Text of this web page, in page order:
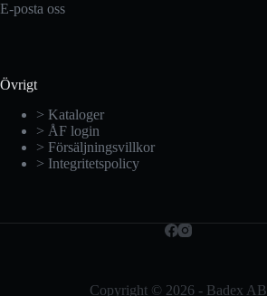
E-posta oss
Övrigt
> Kataloger
> ÅF login
> Försäljningsvillkor
> Integritetspolicy
Copyright © 2026 - Badex AB